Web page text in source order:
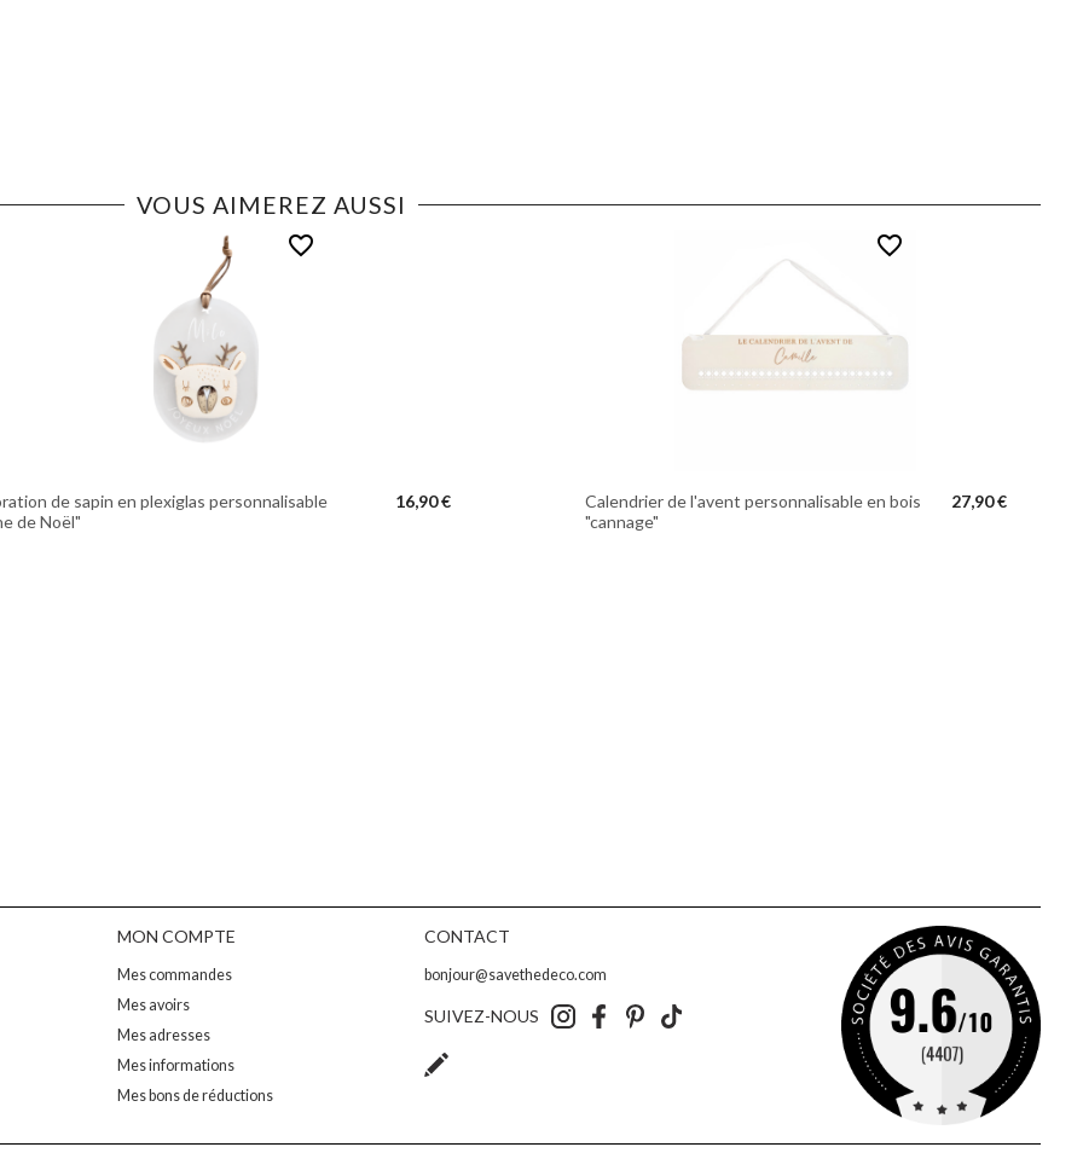
VOUS AIMEREZ AUSSI
favorite_border
de sapin en plexiglas personnalisable
de Noël"
16,90 €
favorite_border
Calendrier de l'avent personnalisable en bois
"cannage"
27,90 €
MON COMPTE
Mes commandes
Mes avoirs
Mes adresses
Mes informations
Mes bons de réductions
CONTACT
bonjour@savethedeco.com
SUIVEZ-NOUS